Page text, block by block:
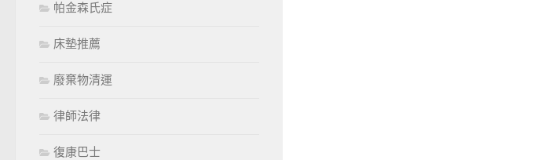
帕金森氏症
床墊推薦
廢棄物清運
律師法律
復康巴士